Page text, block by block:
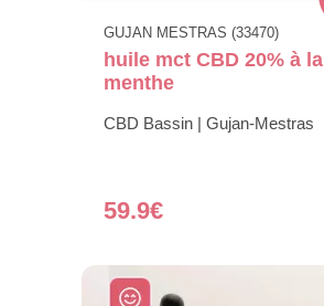
GUJAN MESTRAS (33470)
huile mct CBD 20% à la
menthe
CBD Bassin | Gujan-Mestras
59.9€